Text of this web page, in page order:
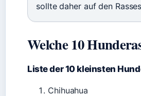
sollte daher auf den
Welche 10
Liste der 10 kleinsten
Chihuahua